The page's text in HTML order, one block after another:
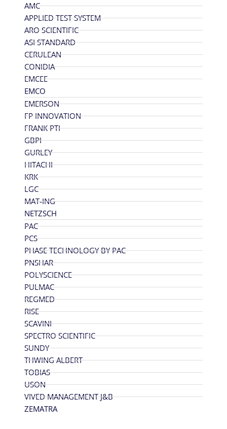
AMC
APPLIED TEST SYSTEM
ARO SCIENTIFIC
ASI STANDARD
CERULEAN
CONIDIA
EMCEE
EMCO
EMERSON
FP INNOVATION
FRANK PTI
GBPI
GURLEY
HITACHI
KRK
LGC
MAT-ING
NETZSCH
PAC
PCS
PHASE TECHNOLOGY BY PAC
PNSHAR
POLYSCIENCE
PULMAC
REGMED
RISE
SCAVINI
SPECTRO SCIENTIFIC
SUNDY
THWING ALBERT
TOBIAS
USON
VIVED MANAGEMENT J&B
ZEMATRA